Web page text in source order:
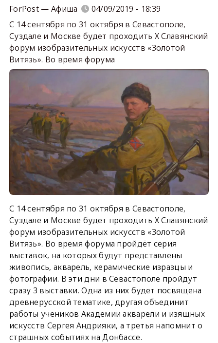
ForPost — Афиша
04/09/2019 - 18:39
С 14 сентября по 31 октября в Севастополе,
Суздале и Москве будет проходить X Славянский
форум изобразительных искусств «Золотой
Витязь». Во время форума
С 14 сентября по 31 октября в Севастополе,
Суздале и Москве будет проходить X Славянский
форум изобразительных искусств «Золотой
Витязь». Во время форума пройдёт серия
выставок, на которых будут представлены
живопись, акварель, керамические изразцы и
фотографии. В эти дни в Севастополе пройдут
сразу 3 выставки. Одна из них будет посвящена
древнерусской тематике, другая объединит
работы учеников Академии акварели и изящных
искусств Сергея Андрияки, а третья напомнит о
страшных событиях на Донбассе.